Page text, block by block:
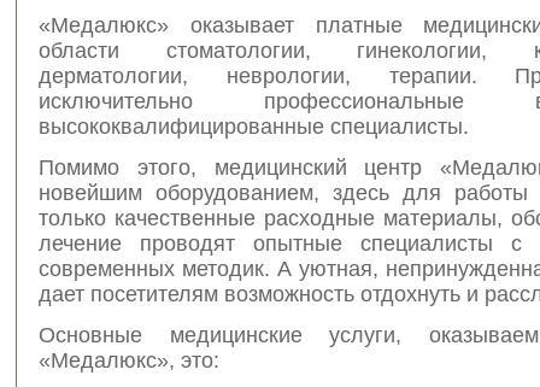
«Медалюкс» оказывает платные
области стоматологии, гинекологии,
дерматологии, неврологии, терапии.
исключительно
высококвалифицированные специалисты.
Помимо этого, медицинский центр
новейшим оборудованием, здесь для работы
только качественные расходные материалы,
лечение проводят опытные специалисты с
современных методик. А уютная,
дает посетителям возможность отдохнуть и
Основные медицинские услуги,
«Медалюкс», это: